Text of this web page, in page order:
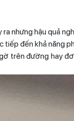
nhưng hậu quả
đến khả năng
trên đường hay